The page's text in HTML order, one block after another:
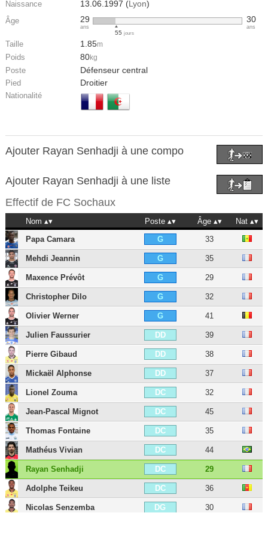
Naissance 13.06.1997 (Lyon)
Âge 29
ans
55 jours
30
ans
Taille 1.85m
Poids 80kg
Poste Défenseur central
Pied Droitier
Nationalité
Ajouter Rayan Senhadji à une compo
Ajouter Rayan Senhadji à une liste
Effectif de FC Sochaux
Nom Poste Âge
Nat
Papa Camara
G 33
Mehdi Jeannin G 35
Maxence Prévôt G 29
Christopher Dilo G 32
Olivier Werner G 41
Julien Faussurier DD 39
Pierre Gibaud DD 38
Mickaël Alphonse DD 37
Lionel Zouma DC 32
Jean-Pascal Mignot DC 45
Thomas Fontaine DC 35
Mathéus Vivian DC 44
Rayan Senhadji DC 29
Adolphe Teikeu DC 36
Nicolas Senzemba DG 30